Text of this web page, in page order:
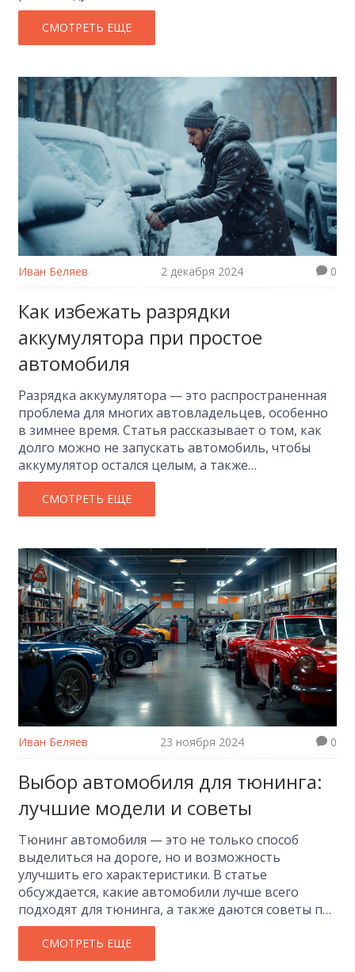
эффективности или несоответствия стандартам.
Также даются полезные советы по подбору
оптимальных световых решений. Узнайте о
ламп и как этого избежать.
СМОТРЕТЬ ЕЩЕ
Иван Беляев 2 декабря 2024 0
Как избежать разрядки
аккумулятора при простое
автомобиля
Разрядка аккумулятора — это распространенная
проблема для многих автовладельцев, особенно
в зимнее время. Статья рассказывает о том, как
долго можно не запускать автомобиль, чтобы
аккумулятор остался целым, а также
предоставляет советы по его сохранению в
хорошем состоянии. Вы узнаете, какие факторы
влияют на разрядку и как можно продлить срок
простои могут повлиять на другие части
двигателя.
СМОТРЕТЬ ЕЩЕ
Иван Беляев 23 ноября 2024 0
Выбор автомобиля для тюнинга:
лучшие модели и советы
Тюнинг автомобиля — это не только способ
выделиться на дороге, но и возможность
улучшить его характеристики. В статье
обсуждается, какие автомобили лучше всего
подходят для тюнинга, а также даются советы по
их выбору. От классических моделей до более
современных — каждый найдет для себя
подходящий вариант. Особое внимание уделяется
СМОТРЕТЬ ЕЩЕ